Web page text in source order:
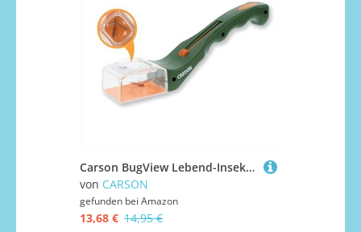
Carson BugView Lebend-Insektenfänger und Forscherlupe, ideal als Entdeckerspielzeug und Haushaltshilfe (HU-10)
von CARSON
gefunden bei Amazon
13,68 € 14,95 €